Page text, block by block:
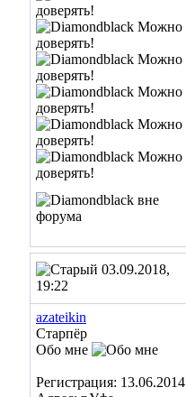
03.09.2018,
19:22
azateikin
Старпёр
Обо мне
Регистрация: 13.06.2014